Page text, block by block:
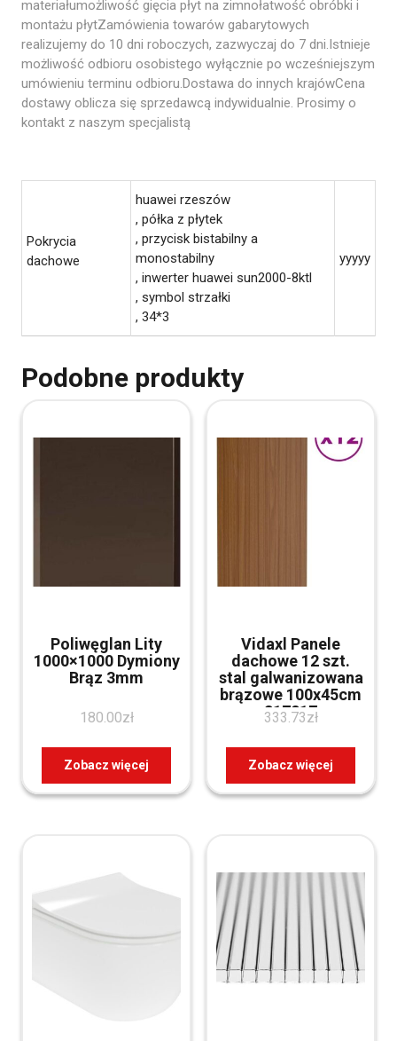
materiałumożliwość gięcia płyt na zimnołatwość obróbki i
montażu płytZamówienia towarów gabarytowych
realizujemy do 10 dni roboczych, zazwyczaj do 7 dni.Istnieje
możliwość odbioru osobistego wyłącznie po wcześniejszym
umówieniu terminu odbioru.Dostawa do innych krajówCena
dostawy oblicza się sprzedawcą indywidualnie. Prosimy o
kontakt z naszym specjalistą
Pokrycia
dachowe
huawei rzeszów
, półka z płytek
, przycisk bistabilny a
monostabilny
, inwerter huawei sun2000-8ktl
, symbol strzałki
, 34*3
yyyyy
Podobne produkty
Poliwęglan Lity
1000×1000 Dymiony
Brąz 3mm
180.00zł
Zobacz więcej
Vidaxl Panele
dachowe 12 szt.
stal galwanizowana
brązowe 100x45cm
317217
333.73zł
Zobacz więcej